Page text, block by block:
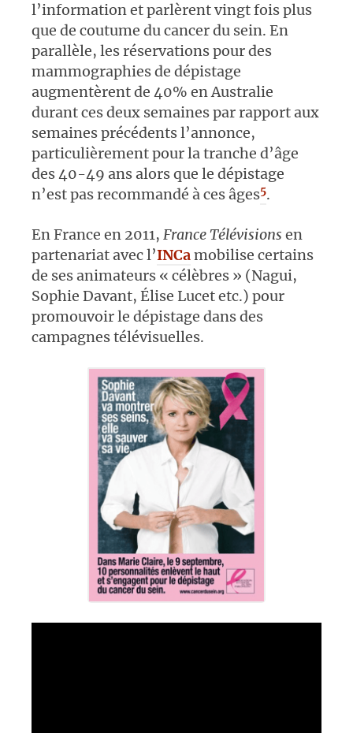
l’information et parlèrent vingt fois plus
que de coutume du cancer du sein. En
parallèle, les réservations pour des
mammographies de dépistage
augmentèrent de 40% en Australie
durant ces deux semaines par rapport aux
semaines précédents l’annonce,
particulièrement pour la tranche d’âge
des 40-49 ans alors que le dépistage
n’est pas recommandé à ces âges5.
En France en 2011, France Télévisions en
partenariat avec l’INCamobilise certains
de ses animateurs « célèbres » (Nagui,
Sophie Davant, Élise Lucet etc.) pour
promouvoir le dépistage dans des
campagnes télévisuelles.